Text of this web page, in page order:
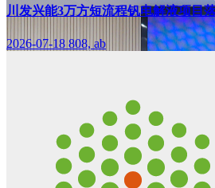
川发兴能3万方短流程钒电解液项目
2026-07-18 808, ab